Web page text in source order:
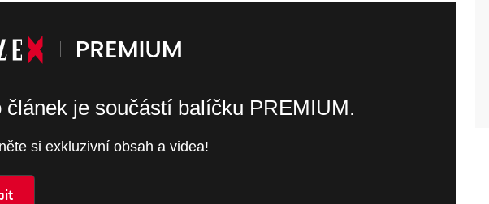
článek je součástí balíčku PREMIUM.
si exkluzivní obsah a videa!